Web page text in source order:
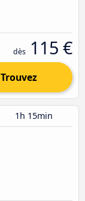
dès 115 €
Trouvez
1h 15min